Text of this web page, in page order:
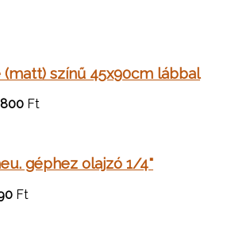
színű 45x90cm lábbal
Ft
géphez olajzó 1/4"
Ft